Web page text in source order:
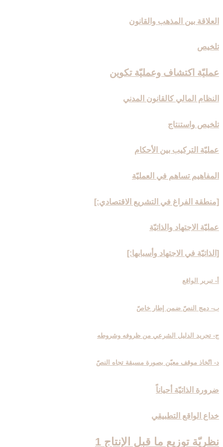
العلاقة بين المذهب والقانون
تلخيص
عمليّة اكتشاف وعمليّة تكوين‏
النظام المالي كالقانون المدني
تلخيص واستنتاج
عمليّة التركيب بين الأحكام
المفاهيم تساهم في العمليّة
[منطقة الفراغ في التشريع الاقتصادي:]
عمليّة الاجتهاد والذاتيّة
[الذاتيّة في الاجتهاد وأسبابها:]
أ- تبرير الواقع‏
ب- دمج النصّ ضمن إطار خاصّ
ج- تجريد الدليل الشرعي من ظروفه وشروطه
د- اتّخاذ موقف معيّن بصورة مسبقة تجاه النصّ
ضرورة الذاتيّة أحياناً
خداع الواقع التطبيقي
نظريّة توزيع ما قبل الإنتاج 1